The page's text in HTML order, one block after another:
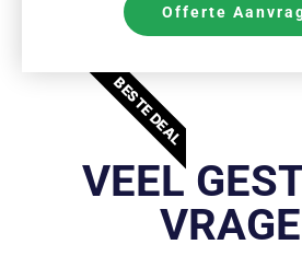
Offerte
BESTE DEAL
VEEL